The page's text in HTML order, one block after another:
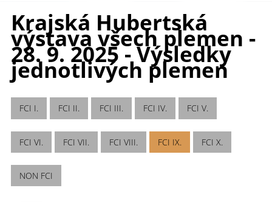
Krajská Hubertská
výstava všech plemen -
28. 9. 2025 - Výsledky
jednotlivých plemen
FCI I. FCI II. FCI III. FCI IV. FCI V.
FCI VI. FCI VII. FCI VIII. FCI IX. FCI X.
NON FCI